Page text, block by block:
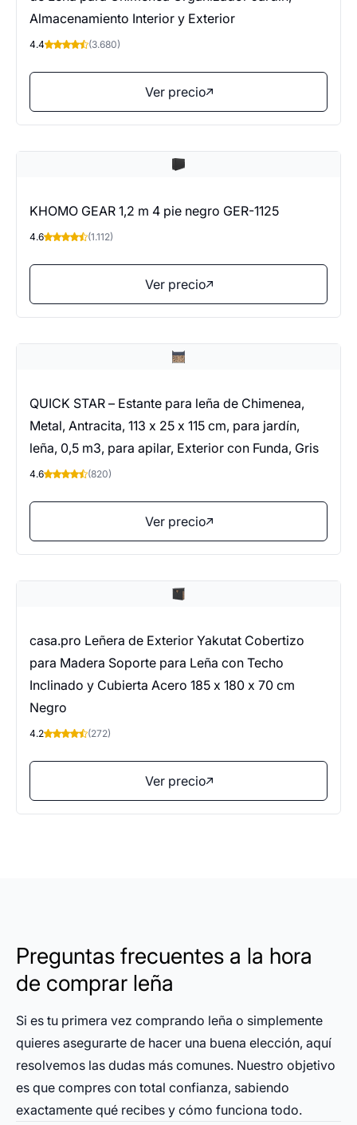
Almacenamiento Interior y Exterior
4.4 (3.680)
Ver precio
KHOMO GEAR 1,2 m 4 pie negro GER-1125
4.6 (1.112)
Ver precio
QUICK STAR – Estante para leña de Chimenea,
Metal, Antracita, 113 x 25 x 115 cm, para jardín,
leña, 0,5 m3, para apilar, Exterior con Funda, Gris
4.6 (820)
Ver precio
casa.pro Leñera de Exterior Yakutat Cobertizo
para Madera Soporte para Leña con Techo
Inclinado y Cubierta Acero 185 x 180 x 70 cm
Negro
4.2 (272)
Ver precio
Preguntas frecuentes a la hora
de comprar leña
Si es tu primera vez comprando leña o simplemente
quieres asegurarte de hacer una buena elección, aquí
resolvemos las dudas más comunes. Nuestro objetivo
es que compres con total confianza, sabiendo
exactamente qué recibes y cómo funciona todo.